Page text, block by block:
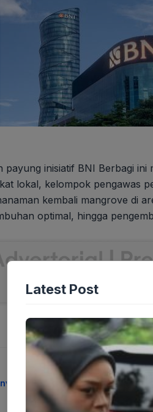
payung inisiatif BNI Berbagi
lokal, kelompok pengawas
kembali mangrove di
optimal, hingga
Kabur ke Vietnam
Latest Post